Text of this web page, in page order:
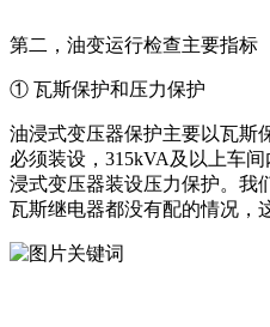
第二，油变运行检查主要指标
① 瓦斯保护和压力保护
油浸式变压器保护主要以瓦斯
必须装设，315kVA及以上车
浸式变压器装设压力保护。我
瓦斯继电器都没有配的情况，